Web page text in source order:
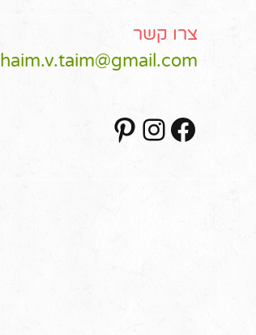
צרו קשר
haim.v.taim@gmail.com
Facebook
Instagram